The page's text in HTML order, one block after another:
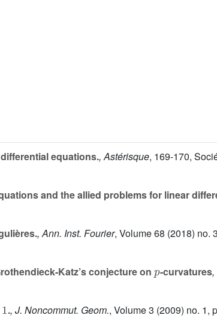
equations., Astérisque, 169-170,
and the allied problems for linear
, Ann. Inst. Fourier, Volume 68 (2018) no.
Katz’s conjecture on -curvatures,
., J. Noncommut. Geom., Volume 3 (2009) no. 1,